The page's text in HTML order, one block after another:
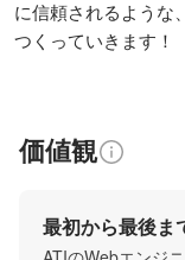
に信頼されるような
つくっていきます！
価値観
最初から最後ま